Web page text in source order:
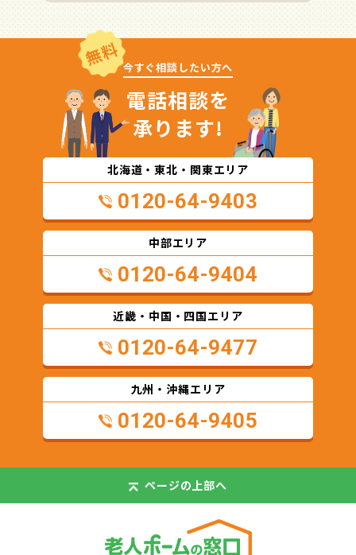
無料 今すぐ相談したい方へ
電話相談を
承ります!
北海道・東北・関東エリア
0120-64-9403
中部エリア
0120-64-9404
近畿・中国・四国エリア
0120-64-9477
九州・沖縄エリア
0120-64-9405
ページの上部へ